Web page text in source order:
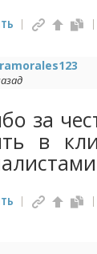
за
в